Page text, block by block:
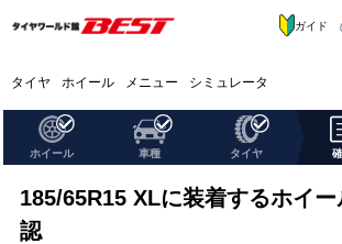
タイヤ ホイール メニュー シミュレータ
ガイド
ホイール 車種 タイヤ
185/65R15 XLに装着するホイ
認